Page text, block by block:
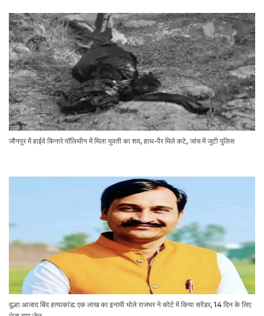
जौनपुर में हाईवे किनारे पॉलिथीन में मिला युवती का शव, हाथ-पैर मिले कटे, जांच में जुटी पुलिस
दूल्हा आजाद बिंद हत्याकांड: एक लाख का इनामी भोले राजभर ने कोर्ट में किया सरेंडर, 14 दिन के लिए